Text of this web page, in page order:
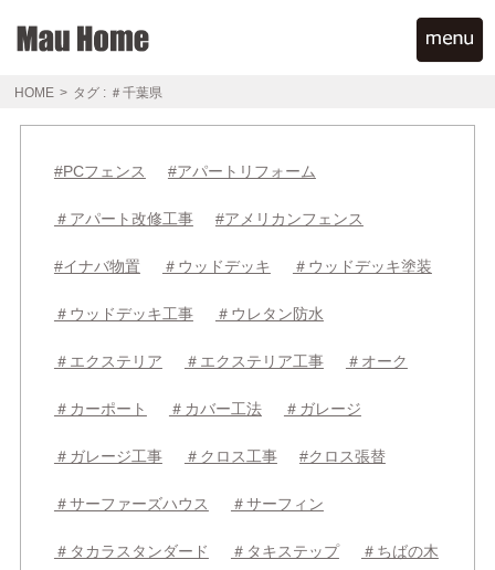
HOME > タグ : ＃千葉県
#PCフェンス #アパートリフォーム
＃アパート改修工事 #アメリカンフェンス
#イナバ物置 ＃ウッドデッキ ＃ウッドデッキ塗装
＃ウッドデッキ工事 ＃ウレタン防水
＃エクステリア ＃エクステリア工事 ＃オーク
＃カーポート ＃カバー工法 ＃ガレージ
＃ガレージ工事 ＃クロス工事 #クロス張替
＃サーファーズハウス ＃サーフィン
＃タカラスタンダード ＃タキステップ ＃ちばの木